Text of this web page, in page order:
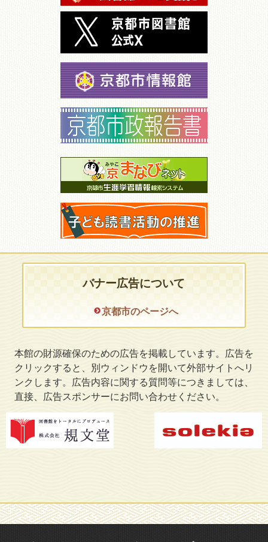
バナー広告について
京都市のページへ
本館の財源確保のための広告を掲載しています。広告を
クリックすると、別ウィンドウを開いて外部サイトへリ
ンクします。広告内容に関する質問等につきましては、
直接、広告スポンサーにお問い合わせください。